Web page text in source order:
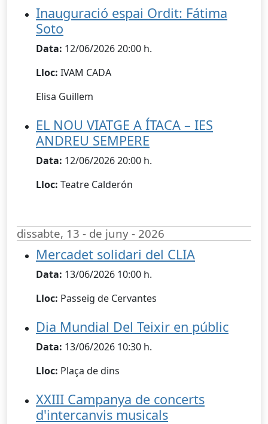
Inauguració espai Ordit: Fátima
Soto
Data: 12/06/2026 20:00 h.
Lloc: IVAM CADA
Elisa Guillem
EL NOU VIATGE A ÍTACA – IES
ANDREU SEMPERE
Data: 12/06/2026 20:00 h.
Lloc: Teatre Calderón
dissabte, 13 - de juny - 2026
Mercadet solidari del CLIA
Data: 13/06/2026 10:00 h.
Lloc: Passeig de Cervantes
Dia Mundial Del Teixir en públic
Data: 13/06/2026 10:30 h.
Lloc: Plaça de dins
XXIII Campanya de concerts
d'intercanvis musicals